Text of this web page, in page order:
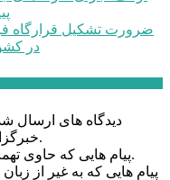
ضرورت تشکیل قرارگاه
در
دیدگاه های ارسال
خبرگزاری الف در وب منتشر خواهد شد.
پیام هایی که حاوی تهمت یا افترا باشد منتشر نخواهد شد.
پیام هایی که به غیر از